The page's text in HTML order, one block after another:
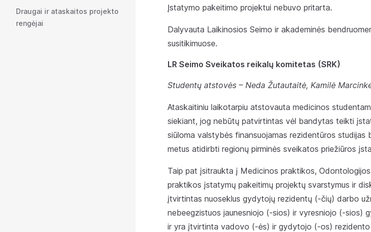
Draugai ir ataskaitos projekto
rengėjai
Įstatymo pakeitimo projektui nebuvo pritarta.
Dalyvauta Laikinosios Seimo ir akademinės
susitikimuose.
LR Seimo Sveikatos reikalų komitetas (SRK)
Studentų atstovės – Neda Žutautaitė, Kamilė
Ataskaitiniu laikotarpiu atstovauta medicinos
siekiant, jog nebūtų patvirtintas vėl bandytas teikti
siūloma valstybės finansuojamas rezidentūros studijas
metus atidirbti regionų pirminės sveikatos priežiūros
Taip pat įsitraukta į Medicinos praktikos,
praktikos įstatymų pakeitimų projektų svarstymus ir
įtvirtintas nuoseklus gydytojų rezidentų (-čių) darbo
nebeegzistuos jaunesniojo (-sios) ir vyresniojo (-
ir yra įtvirtinta vadovo (-ės) ir gydytojo (-os)